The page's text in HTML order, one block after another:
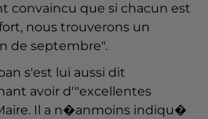
convaincu que si chacun est
nous trouverons un
de septembre".
s'est lui aussi dit
avoir d'"excellentes
Il a n�anmoins indiqu�